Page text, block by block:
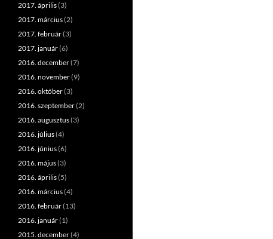
2017. április(3)
2017. március(2)
2017. február(3)
2017. január(6)
2016. december(7)
2016. november(9)
2016. október(3)
2016. szeptember(2)
2016. augusztus(3)
2016. július(4)
2016. június(6)
2016. május(3)
2016. április(5)
2016. március(4)
2016. február(13)
2016. január(1)
2015. december(4)